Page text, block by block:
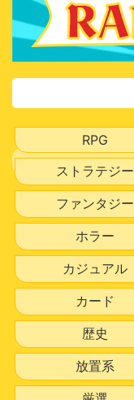
RPG
ストラテジー
ファンタジー
ホラー
カジュアル
カード
歴史
放置系